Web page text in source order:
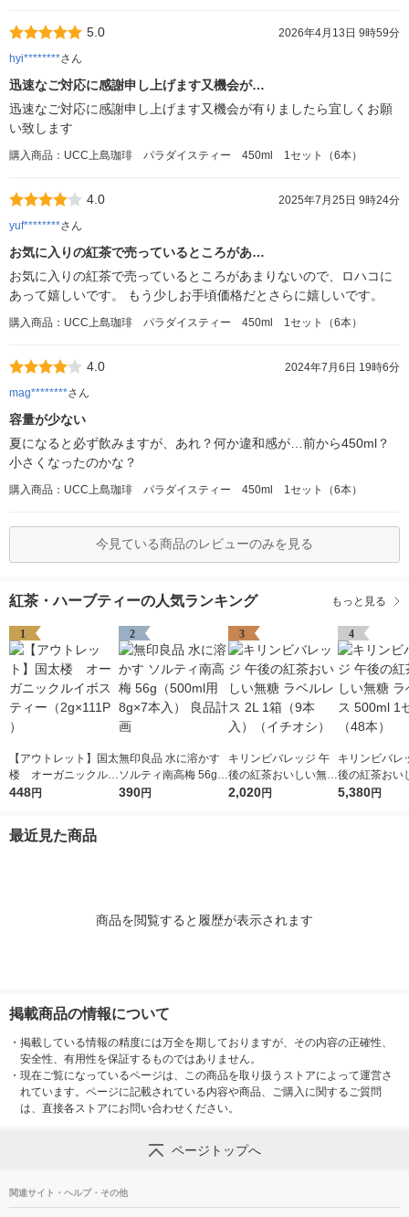
5.0
2026年4月13日 9時59分
hyi********さん
迅速なご対応に感謝申し上げます又機会が…
迅速なご対応に感謝申し上げます又機会が有りましたら宜しくお願
い致します
購入商品：UCC上島珈琲 パラダイスティー 450ml 1セット（6本）
4.0
2025年7月25日 9時24分
yuf********さん
お気に入りの紅茶で売っているところがあ…
お気に入りの紅茶で売っているところがあまりないので、ロハコに
あって嬉しいです。 もう少しお手頃価格だとさらに嬉しいです。
購入商品：UCC上島珈琲 パラダイスティー 450ml 1セット（6本）
4.0
2024年7月6日 19時6分
mag********さん
容量が少ない
夏になると必ず飲みますが、あれ？何か違和感が…前から450ml？
小さくなったのかな？
購入商品：UCC上島珈琲 パラダイスティー 450ml 1セット（6本）
今見ている商品のレビューのみを見る
紅茶・ハーブティーの人気ランキング もっと見る
1
【アウトレット】国太
楼 オーガニックルイ
ボスティー（2g×111P
448円
2
無印良品 水に溶かす
ソルティ南高梅 56g
（500ml用8g×7本
390円
3
キリンビバレッジ 午
後の紅茶おいしい無糖
ラベルレス 2L 1箱（9
2,020円
4
キリンビバレ
後の紅茶おい
ラベルレス
5,380円
最近見た商品
商品を閲覧すると履歴が表示されます
掲載商品の情報について
・ 掲載している情報の精度には万全を期しておりますが、その内容の正確性、
安全性、有用性を保証するものではありません。
・ 現在ご覧になっているページは、この商品を取り扱うストアによって運営さ
れています。ページに記載されている内容や商品、ご購入に関するご質問
は、直接各ストアにお問い合わせください。
ページトップへ
関連サイト・ヘルプ・その他